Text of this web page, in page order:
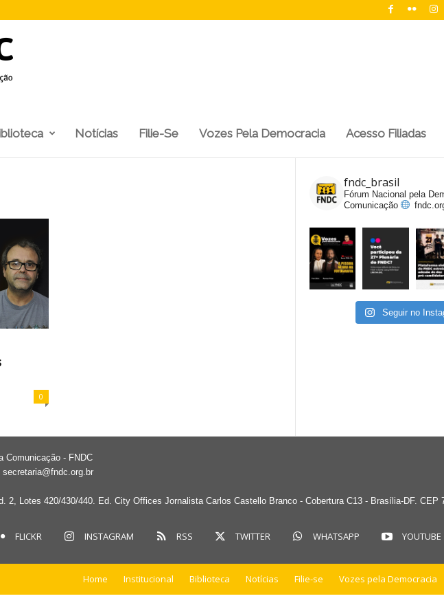
Notícias Filie-Se Vozes Pela Democracia Acesso Filiadas
0
fndc_brasil
Fórum Nacional pela
Comunicação
Seguir no
Comunicação - FNDC
secretaria@fndc.org.br
2, Lotes 420/430/440. Ed. City Offices Jornalista Carlos Castello Branco - Cobertura C13 - Brasília-DF. CEP
FLICKR INSTAGRAM RSS TWITTER WHATSAPP YOUTUBE
Home Institucional Biblioteca Notícias Filie-se Vozes pela Democracia